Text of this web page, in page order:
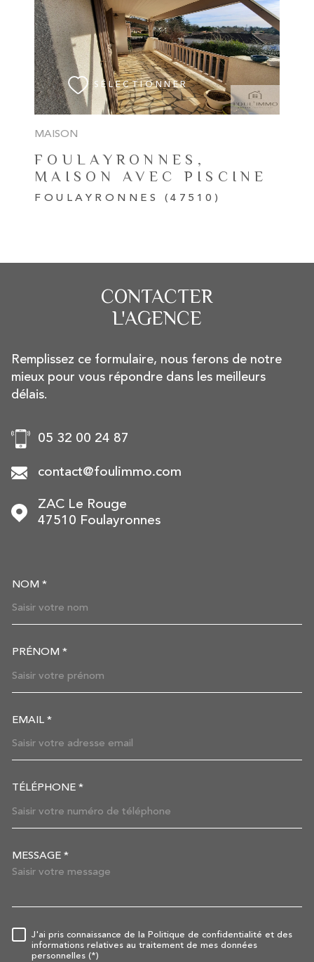
MAISON
FOULAYRONNES,
MAISON AVEC PISCINE
FOULAYRONNES (47510)
SÉLECTIONNER
VOIR LE BIEN
CONTACTER
L'AGENCE
Remplissez ce formulaire, nous ferons de notre
mieux pour vous répondre dans les meilleurs
délais.
05 32 00 24 87
contact@foulimmo.com
ZAC Le Rouge
47510
Foulayronnes
NOM *
PRÉNOM *
EMAIL *
TÉLÉPHONE *
MESSAGE *
RÈGLEMENTATION
J'ai pris connaissance de la Politique de confidentialité et des
informations relatives au traitement de mes données
personnelles (*)